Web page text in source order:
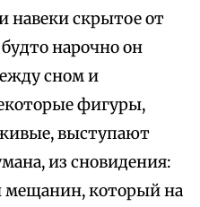
навеки скрытое от
нарочно он
сном и
фигуры,
выступают
из сновидения:
мещанин, который на